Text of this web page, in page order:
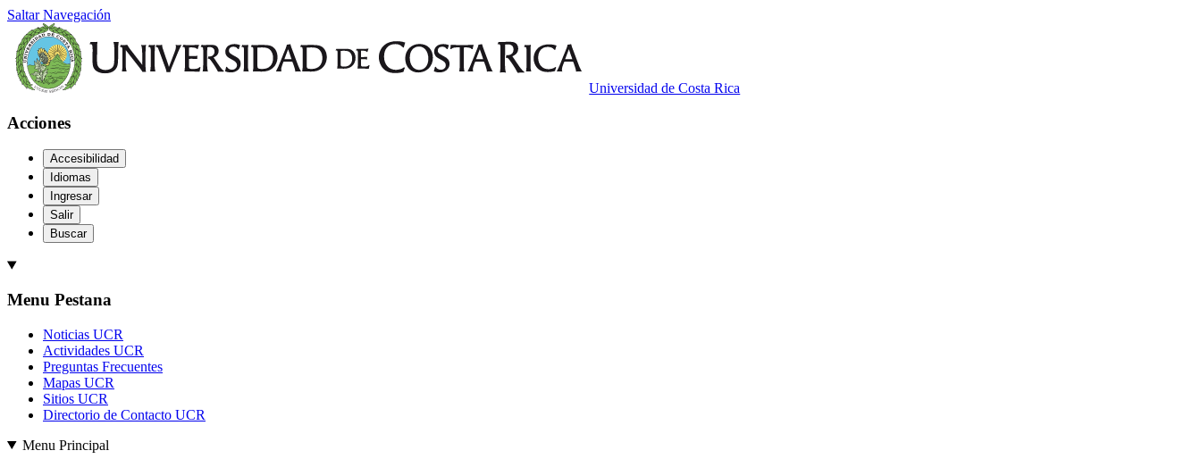
Saltar Navegación
Universidad de Costa Rica
Acciones
Accesibilidad
Idiomas
Ingresar
Salir
Buscar
Menu Pestana
Noticias UCR
Actividades UCR
Preguntas Frecuentes
Mapas UCR
Sitios UCR
Directorio de Contacto UCR
Menu Principal